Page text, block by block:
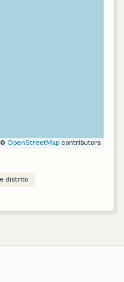
© OpenStreetMap contributors
distrito